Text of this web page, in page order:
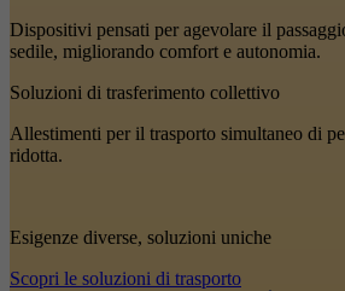
Dispositivi pensati per agevolare il
sedile, migliorando comfort e autonomia.
Soluzioni di trasferimento collettivo
Allestimenti per il trasporto simultaneo di
ridotta.
Esigenze diverse, soluzioni uniche
Scopri le soluzioni di trasporto